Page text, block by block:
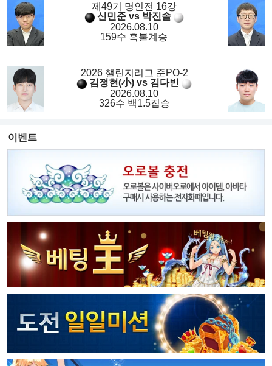
제49기 명인전 16강
신민준 vs 박진솔
2026.08.10
159수 흑불계승
2026 챌린지리그 준PO-2
김정현(小) vs 김다빈
2026.08.10
326수 백1.5집승
이벤트